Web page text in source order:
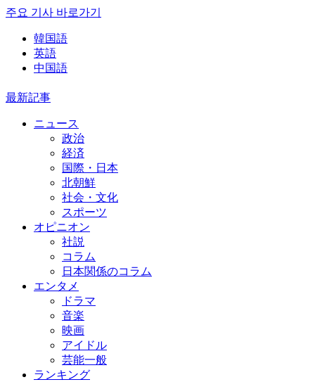
주요 기사 바로가기
韓国語
英語
中国語
最新記事
ニュース
政治
経済
国際・日本
北朝鮮
社会・文化
スポーツ
オピニオン
社説
コラム
日本関係のコラム
エンタメ
ドラマ
音楽
映画
アイドル
芸能一般
ランキング